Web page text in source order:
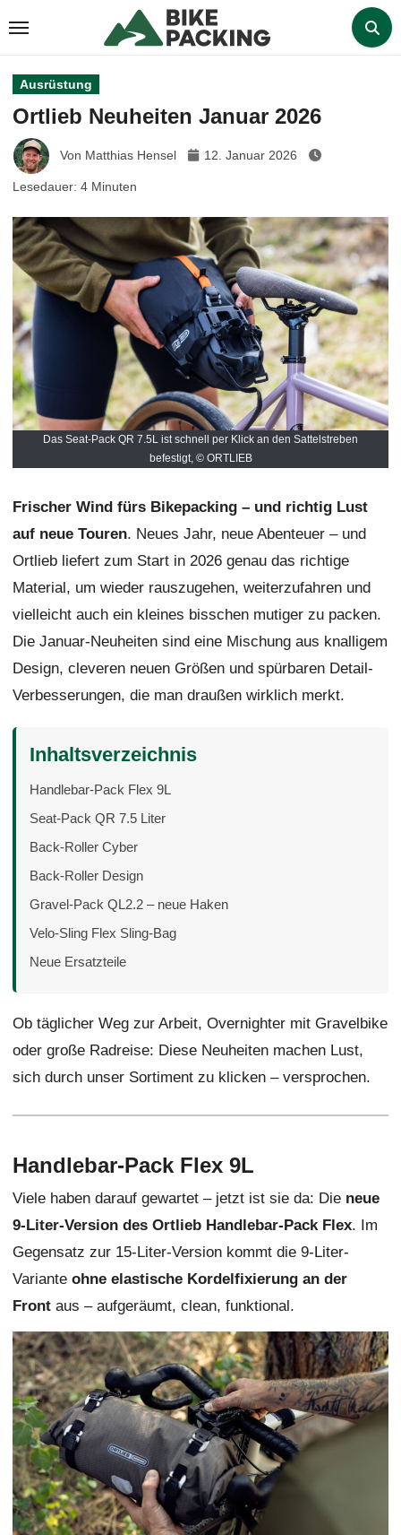
Inhalt
Ausrüstung
Ortlieb Neuheiten Januar 2026
Von Matthias Hensel 12. Januar 2026
Lesedauer: 4 Minuten
Das Seat-Pack QR 7.5L ist schnell per Klick an den Sattelstreben
befestigt, © ORTLIEB
Frischer Wind fürs Bikepacking – und richtig Lust
auf neue Touren. Neues Jahr, neue Abenteuer – und
Ortlieb liefert zum Start in 2026 genau das richtige
Material, um wieder rauszugehen, weiterzufahren und
vielleicht auch ein kleines bisschen mutiger zu packen.
Die Januar-Neuheiten sind eine Mischung aus knalligem
Design, cleveren neuen Größen und spürbaren Detail-
Verbesserungen, die man draußen wirklich merkt.
Inhaltsverzeichnis
Handlebar-Pack Flex 9L
Seat-Pack QR 7.5 Liter
Back-Roller Cyber
Back-Roller Design
Gravel-Pack QL2.2 – neue Haken
Velo-Sling Flex Sling-Bag
Neue Ersatzteile
Ob täglicher Weg zur Arbeit, Overnighter mit Gravelbike
oder große Radreise: Diese Neuheiten machen Lust,
sich durch unser Sortiment zu klicken – versprochen.
Handlebar-Pack Flex 9L
Viele haben darauf gewartet – jetzt ist sie da: Die neue
9-Liter-Version des Ortlieb Handlebar-Pack Flex. Im
Gegensatz zur 15-Liter-Version kommt die 9-Liter-
Variante ohne elastische Kordelfixierung an der
Frontaus – aufgeräumt, clean, funktional.